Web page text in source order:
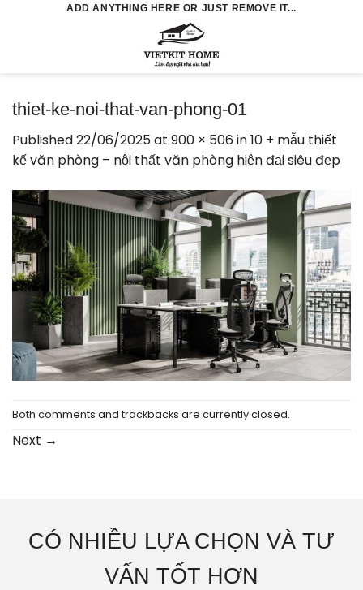
ADD ANYTHING HERE OR JUST REMOVE IT...
thiet-ke-noi-that-van-phong-01
Published22/06/2025at 900 × 506 in10 + mẫu thiết
kế văn phòng – nội thất văn phòng hiện đại siêu đẹp
Both comments and trackbacks are currently closed.
Next →
CÓ NHIỀU LỰA CHỌN VÀ TƯ
VẤN TỐT HƠN